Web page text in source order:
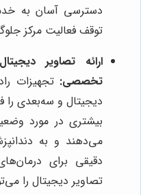
دسترسی آسان به
توقف فعالیت مرکز
ارائه تصاویر
تخصصی: تجهیزات
دیجیتال و سه‌بعدی را
بیشتری در مورد
می‌دهند و به
دقیقی برای
تصاویر دیجیتال را